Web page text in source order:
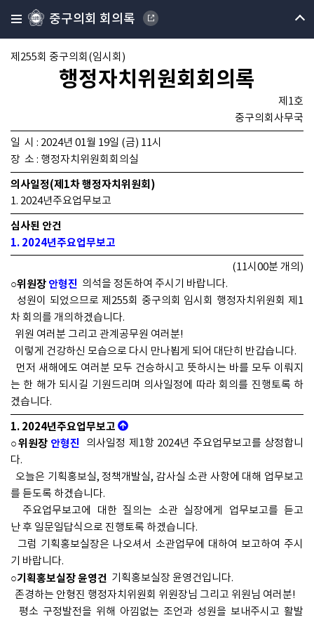
중구의회 회의록
제255회 중구의회(임시회)
행정자치위원회회의록
제1호
중구의회사무국
일 시 : 2024년 01월 19일 (금) 11시
장 소 : 행정자치위원회회의실
의사일정(제1차 행정자치위원회)
1. 2024년주요업무보고
심사된 안건
1. 2024년주요업무보고
(11시00분 개의)
○위원장 안형진 의석을 정돈하여 주시기 바랍니다.
성원이 되었으므로 제255회 중구의회 임시회 행정자치위원회 제1
차 회의를 개의하겠습니다.
위원 여러분 그리고 관계공무원 여러분!
이렇게 건강하신 모습으로 다시 만나뵙게 되어 대단히 반갑습니다.
먼저 새해에도 여러분 모두 건승하시고 뜻하시는 바를 모두 이뤄지
는 한 해가 되시길 기원드리며 의사일정에 따라 회의를 진행토록 하
겠습니다.
1. 2024년주요업무보고
○위원장 안형진 의사일정 제1항 2024년 주요업무보고를 상정합니
다.
오늘은 기획홍보실, 정책개발실, 감사실 소관 사항에 대해 업무보고
를 듣도록 하겠습니다.
주요업무보고에 대한 질의는 소관 실장에게 업무보고를 듣고
난 후 일문일답식으로 진행토록 하겠습니다.
그럼 기획홍보실장은 나오셔서 소관업무에 대하여 보고하여 주시
기 바랍니다.
○기획홍보실장 윤영건 기획홍보실장 윤영건입니다.
존경하는 안형진 행정자치위원회 위원장님 그리고 위원님 여러분!
평소 구정발전을 위해 아낌없는 조언과 성원을 보내주시고 활발